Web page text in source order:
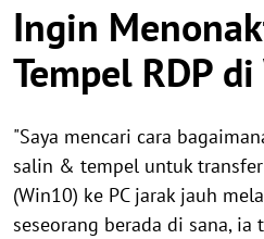
Ingin
Tempel RDP
"Saya mencari cara
salin & tempel untuk
(Win10) ke PC jarak jauh
seseorang berada di sana, ia